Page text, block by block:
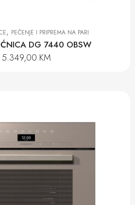
, PEČENJE I PRIPREMA NA PARI
DG 7440 OBSW
5.349,00 KM